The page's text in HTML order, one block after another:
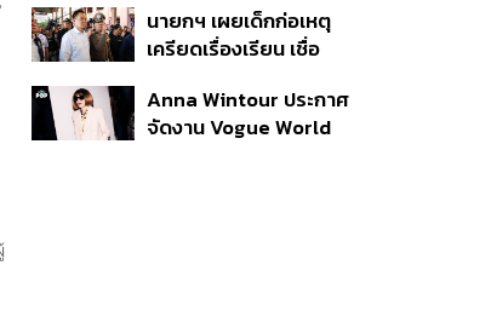
นายกฯ เผยเด็กก่อเหตุ
เครียดเรื่องเรียน เชื่อ
กระสุนอีกกว่า 30 นัด หาก
ไม่จบชีวิตตัวเองอาจสูญ
Anna Wintour ประกาศ
จัดงาน Vogue World